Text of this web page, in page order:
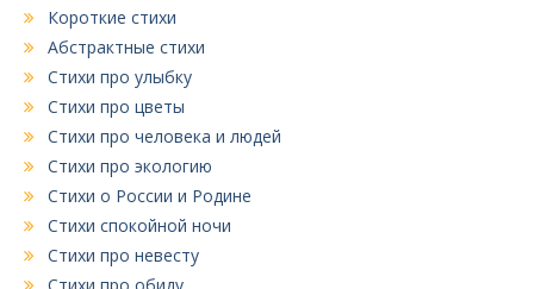
Короткие стихи
Абстрактные стихи
Стихи про улыбку
Стихи про цветы
Стихи про человека и людей
Стихи про экологию
Стихи о России и Родине
Стихи спокойной ночи
Стихи про невесту